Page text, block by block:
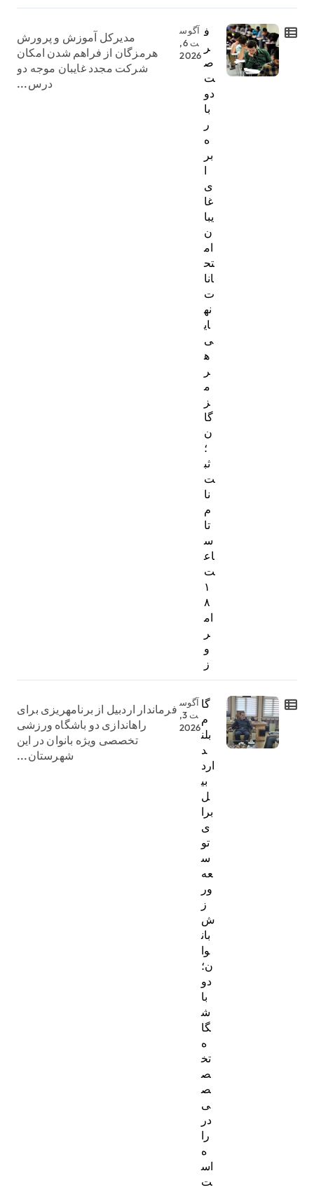
ف
ر
ص
ت
دو
با
ر
ه
بر
ا
ی
غا
یبا
ن
ام
تح
انا
ت
نه
ای
ی
ه
ر
م
ز
گا
ن
؛
ثب
ت‌
نا
م
تا
س
اع
ت
۱
۸
ام
ر
و
ز
آگوس
ت 6,
2026
مدیرکل آموزش و پرورش
هرمزگان از فراهم شدن امکان
شرکت مجدد غایبان موجه دو
درس...
گا
م
بلن
د
ارد
بی
ل
برا
ی
تو
س
عه
ور
ز
ش
بان
وا
ن؛
دو
با
ش
گا
ه
تخ
ص
ص
ی
در
را
ه
اس
ت
آگوس
ت 3,
2026
فرماندار اردبیل از برنامهریزی برای
راهاندازی دو باشگاه ورزشی
تخصصی ویژه بانوان در این
شهرستان...